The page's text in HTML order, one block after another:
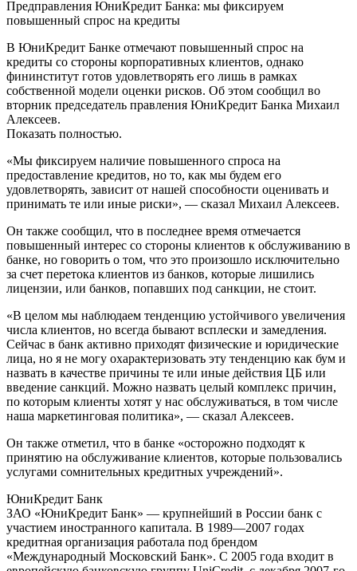
Предправления ЮниКредит Банка: мы фиксируем
повышенный спрос на кредиты
В ЮниКредит Банке отмечают повышенный спрос на
кредиты со стороны корпоративных клиентов, однако
фининститут готов удовлетворять его лишь в рамках
собственной модели оценки рисков. Об этом сообщил во
вторник председатель правления ЮниКредит Банка Михаил
Алексеев.
Показать полностью.
«Мы фиксируем наличие повышенного спроса на
предоставление кредитов, но то, как мы будем его
удовлетворять, зависит от нашей способности оценивать и
принимать те или иные риски», — сказал Михаил Алексеев.
Он также сообщил, что в последнее время отмечается
повышенный интерес со стороны клиентов к обслуживанию в
банке, но говорить о том, что это произошло исключительно
за счет перетока клиентов из банков, которые лишились
лицензии, или банков, попавших под санкции, не стоит.
«В целом мы наблюдаем тенденцию устойчивого увеличения
числа клиентов, но всегда бывают всплески и замедления.
Сейчас в банк активно приходят физические и юридические
лица, но я не могу охарактеризовать эту тенденцию как бум и
назвать в качестве причины те или иные действия ЦБ или
введение санкций. Можно назвать целый комплекс причин,
по которым клиенты хотят у нас обслуживаться, в том числе
наша маркетинговая политика», — сказал Алексеев.
Он также отметил, что в банке «осторожно подходят к
принятию на обслуживание клиентов, которые пользовались
услугами сомнительных кредитных учреждений».
ЮниКредит Банк
ЗАО «ЮниКредит Банк» — крупнейший в России банк с
участием иностранного капитала. В 1989—2007 годах
кредитная организация работала под брендом
«Международный Московский Банк». С 2005 года входит в